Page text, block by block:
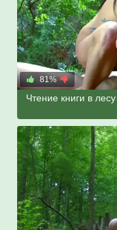
81%
Чтение книги в